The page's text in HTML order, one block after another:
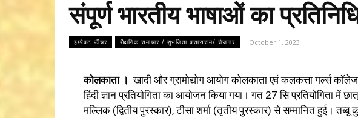
संपूर्ण भारतीय भाषाओं का
इम्पैक्ट फीचर शैक्षणिक समाचार / शुभजिता क्सासरूम/ रोजगार October 1, 2023
कोलकाता । खादी और ग्रामोद्योग आयोग कोलकाता एवं कलकत्ता गर्ल्स
हिंदी ज्ञान प्रतियोगिता का आयोजन किया गया। गत 27 सि प्रतियोगिता में
मल्लिक (द्वितीय पुरस्कार), टीसा शर्मा (तृतीय पुरस्कार) से सम्मानित हुई। तब्बू